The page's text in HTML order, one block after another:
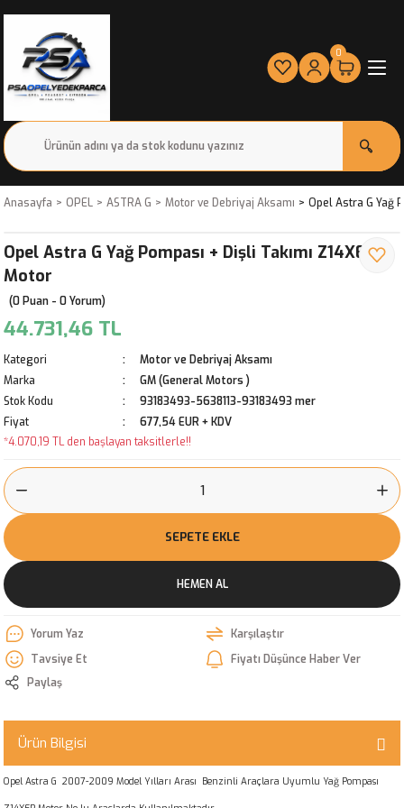
0
Anasayfa OPEL ASTRA G Motor ve Debriyaj Aksamı Opel Astra G Yağ
Opel Astra G Yağ Pompası + Dişli Takımı Z14XEP
Motor
(0 Puan - 0 Yorum)
44.731,46 TL
Kategori
Motor ve Debriyaj Aksamı
Marka
GM (General Motors )
Stok Kodu
93183493-5638113-93183493 mer
Fiyat
677,54 EUR + KDV
*4.070,19 TL den başlayan taksitlerle!!
SEPETE EKLE
HEMEN AL
Yorum Yaz
Karşılaştır
Tavsiye Et
Fiyatı Düşünce Haber Ver
Paylaş
Ürün Bilgisi
Opel Astra G 2007-2009 Model Yılları Arası Benzinli Araçlara Uyumlu Yağ Pompası